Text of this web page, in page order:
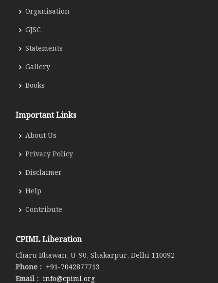
Organisation
GJSC
Statements
Gallery
Books
Important Links
About Us
Privacy Policy
Disclaimer
Help
Contribute
CPIML Liberation
Charu Bhawan, U-90, Shakarpur, Delhi 110092
Phone : +91-7042877713
Email : info@cpiml.org